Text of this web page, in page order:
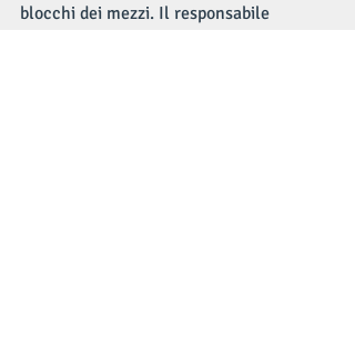
blocchi dei mezzi. Il responsabile